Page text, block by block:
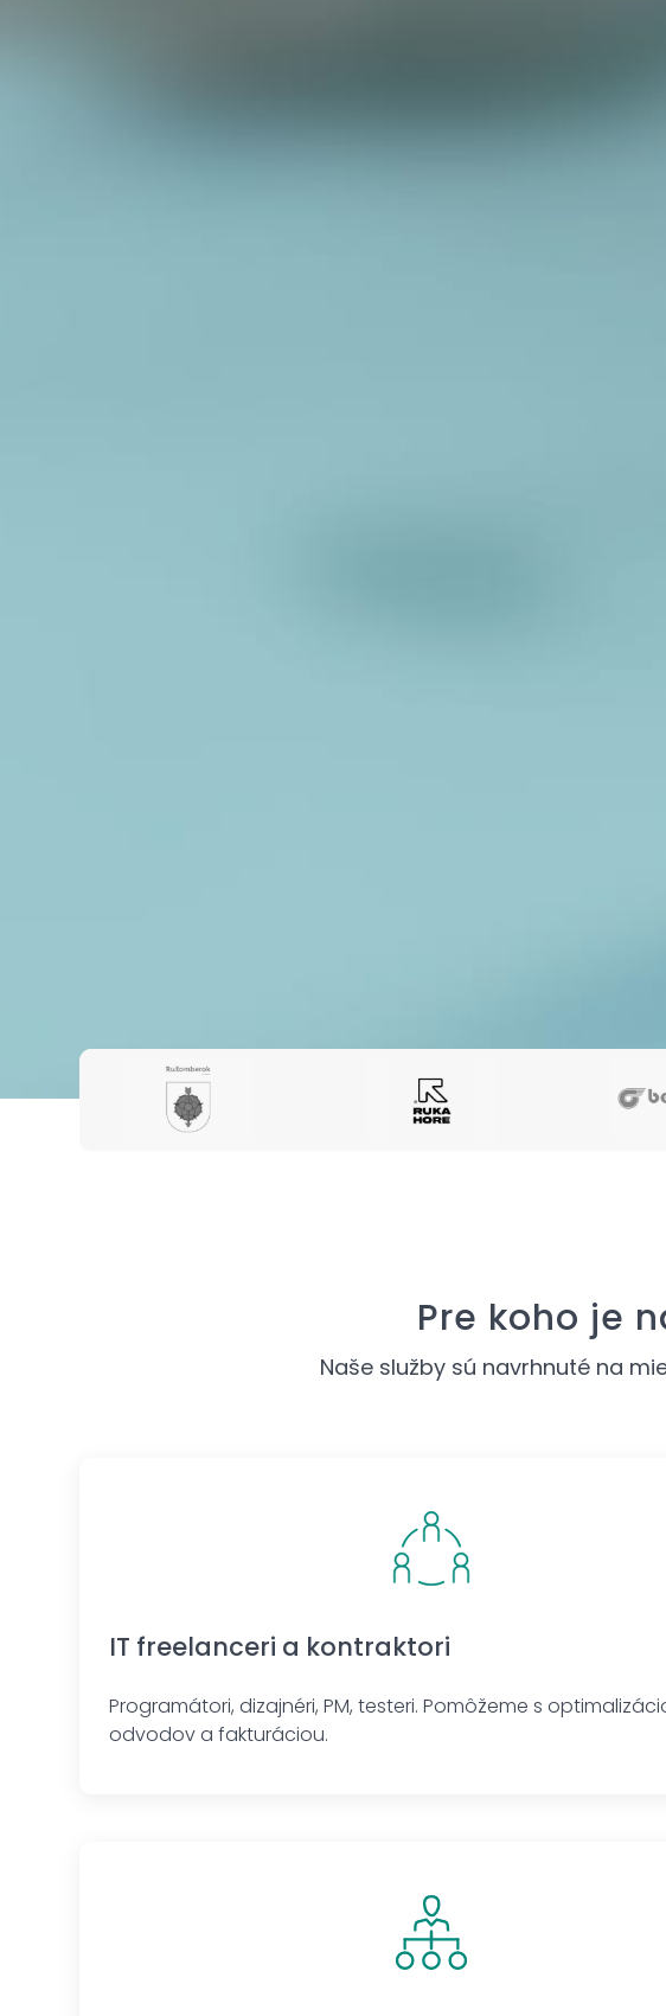
Pre koho je
Naše služby sú navrhnuté na
IT freelanceri a kontraktori
Programátori, dizajnéri, PM, testeri. Pomôžeme s
odvodov a fakturáciou.